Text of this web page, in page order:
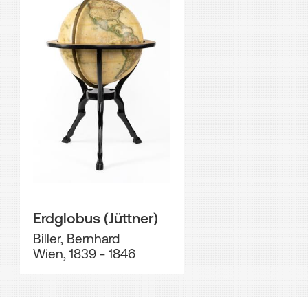
Erdglobus (Jüttner)
Biller, Bernhard
Wien, 1839 - 1846